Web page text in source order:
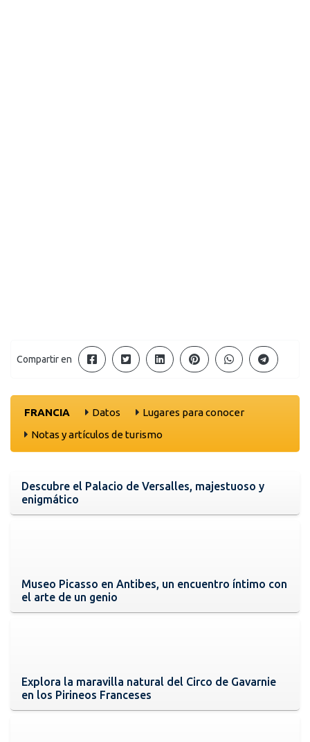
Compartir en
FRANCIA Datos
Lugares para conocer
Notas y artículos de turismo
Descubre el Palacio de Versalles, majestuoso y
enigmático
Museo Picasso en Antibes, un encuentro íntimo con
el arte de un genio
Explora la maravilla natural del Circo de Gavarnie
en los Pirineos Franceses